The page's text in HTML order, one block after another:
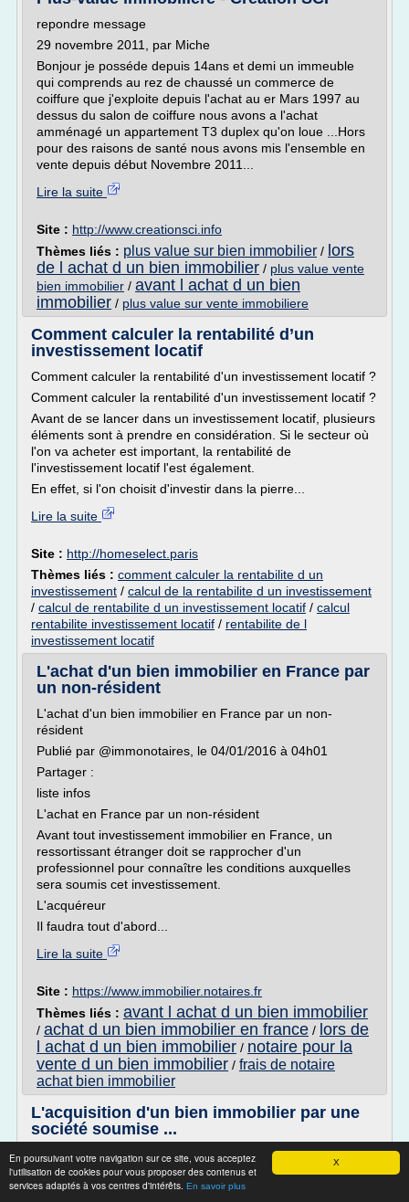
X
En poursuivant votre navigation sur ce site, vous acceptez
l'utilisation de cookies pour vous proposer des contenus et
services adaptés à vos centres d'intérêts. En savoir plus
repondre message
29 novembre 2011, par Miche
Bonjour je posséde depuis 14ans et demi un immeuble
qui comprends au rez de chaussé un commerce de
coiffure que j'exploite depuis l'achat au er Mars 1997 au
dessus du salon de coiffure nous avons a l'achat
amménagé un appartement T3 duplex qu'on loue ...Hors
pour des raisons de santé nous avons mis l'ensemble en
vente depuis début Novembre 2011...
Lire la suite
Site : http://www.creationsci.info
Thèmes liés : plus value sur bien immobilier / lors
de l achat d un bien immobilier / plus value vente
bien immobilier / avant l achat d un bien
immobilier / plus value sur vente immobiliere
Comment calculer la rentabilité d’un
investissement locatif
Comment calculer la rentabilité d'un investissement locatif ?
Comment calculer la rentabilité d'un investissement locatif ?
Avant de se lancer dans un investissement locatif, plusieurs
éléments sont à prendre en considération. Si le secteur où
l'on va acheter est important, la rentabilité de
l'investissement locatif l'est également.
En effet, si l'on choisit d'investir dans la pierre...
Lire la suite
Site : http://homeselect.paris
Thèmes liés : comment calculer la rentabilite d un
investissement / calcul de la rentabilite d un investissement
/ calcul de rentabilite d un investissement locatif / calcul
rentabilite investissement locatif / rentabilite de l
investissement locatif
L'achat d'un bien immobilier en France par
un non-résident
L'achat d'un bien immobilier en France par un non-
résident
Publié par @immonotaires, le 04/01/2016 à 04h01
Partager :
liste infos
L'achat en France par un non-résident
Avant tout investissement immobilier en France, un
ressortissant étranger doit se rapprocher d'un
professionnel pour connaître les conditions auxquelles
sera soumis cet investissement.
L'acquéreur
Il faudra tout d'abord...
Lire la suite
Site : https://www.immobilier.notaires.fr
Thèmes liés : avant l achat d un bien immobilier
/ achat d un bien immobilier en france / lors de
l achat d un bien immobilier / notaire pour la
vente d un bien immobilier / frais de notaire
achat bien immobilier
L'acquisition d'un bien immobilier par une
société soumise ...
Par Sandrine HAGENBACH - Virgile Avocats